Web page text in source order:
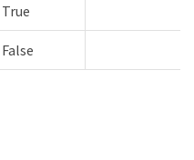
True
False